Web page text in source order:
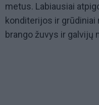
metus. Labiausiai
konditerijos ir grūdiniai
brango žuvys ir galvijų